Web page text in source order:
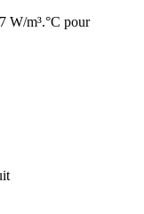
W/m³.°C pour